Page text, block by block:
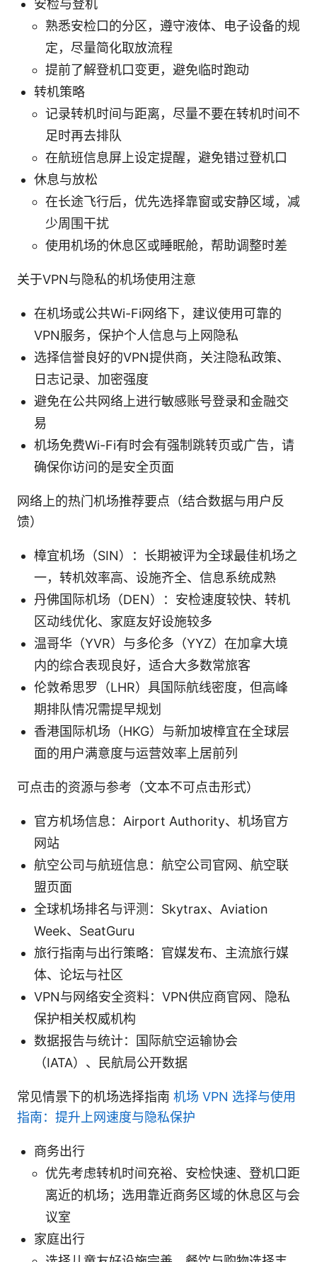
安检与登机
熟悉安检口的分区，遵守液体、电子设备的规
定，尽量简化取放流程
提前了解登机口变更，避免临时跑动
转机策略
记录转机时间与距离，尽量不要在转机时间不
足时再去排队
在航班信息屏上设定提醒，避免错过登机口
休息与放松
在长途飞行后，优先选择靠窗或安静区域，减
少周围干扰
使用机场的休息区或睡眠舱，帮助调整时差
关于VPN与隐私的机场使用注意
在机场或公共Wi-Fi网络下，建议使用可靠的
VPN服务，保护个人信息与上网隐私
选择信誉良好的VPN提供商，关注隐私政策、
日志记录、加密强度
避免在公共网络上进行敏感账号登录和金融交
易
机场免费Wi-Fi有时会有强制跳转页或广告，请
确保你访问的是安全页面
网络上的热门机场推荐要点（结合数据与用户反
馈）
樟宜机场（SIN）：长期被评为全球最佳机场之
一，转机效率高、设施齐全、信息系统成熟
丹佛国际机场（DEN）：安检速度较快、转机
区动线优化、家庭友好设施较多
温哥华（YVR）与多伦多（YYZ）在加拿大境
内的综合表现良好，适合大多数常旅客
伦敦希思罗（LHR）具国际航线密度，但高峰
期排队情况需提早规划
香港国际机场（HKG）与新加坡樟宜在全球层
面的用户满意度与运营效率上居前列
可点击的资源与参考（文本不可点击形式）
官方机场信息：Airport Authority、机场官方
网站
航空公司与航班信息：航空公司官网、航空联
盟页面
全球机场排名与评测：Skytrax、Aviation
Week、SeatGuru
旅行指南与出行策略：官媒发布、主流旅行媒
体、论坛与社区
VPN与网络安全资料：VPN供应商官网、隐私
保护相关权威机构
数据报告与统计：国际航空运输协会
（IATA）、民航局公开数据
常见情景下的机场选择指南 机场 VPN 选择与使用
指南：提升上网速度与隐私保护
商务出行
优先考虑转机时间充裕、安检快速、登机口距
离近的机场；选用靠近商务区域的休息区与会
议室
家庭出行